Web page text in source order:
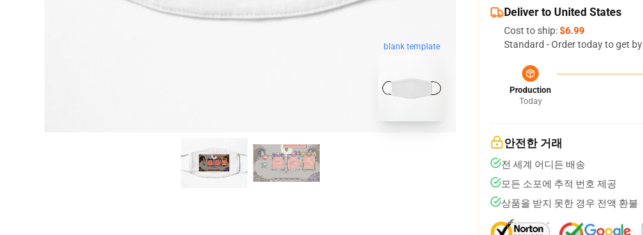
blank template
Deliver to United States
Cost to ship:$6.99
Standard - Order today to get by
Production
Today
안전한 거래
전 세계 어디든 배송
모든 소포에 추적 번호 제공
상품을 받지 못한 경우 전액 환불